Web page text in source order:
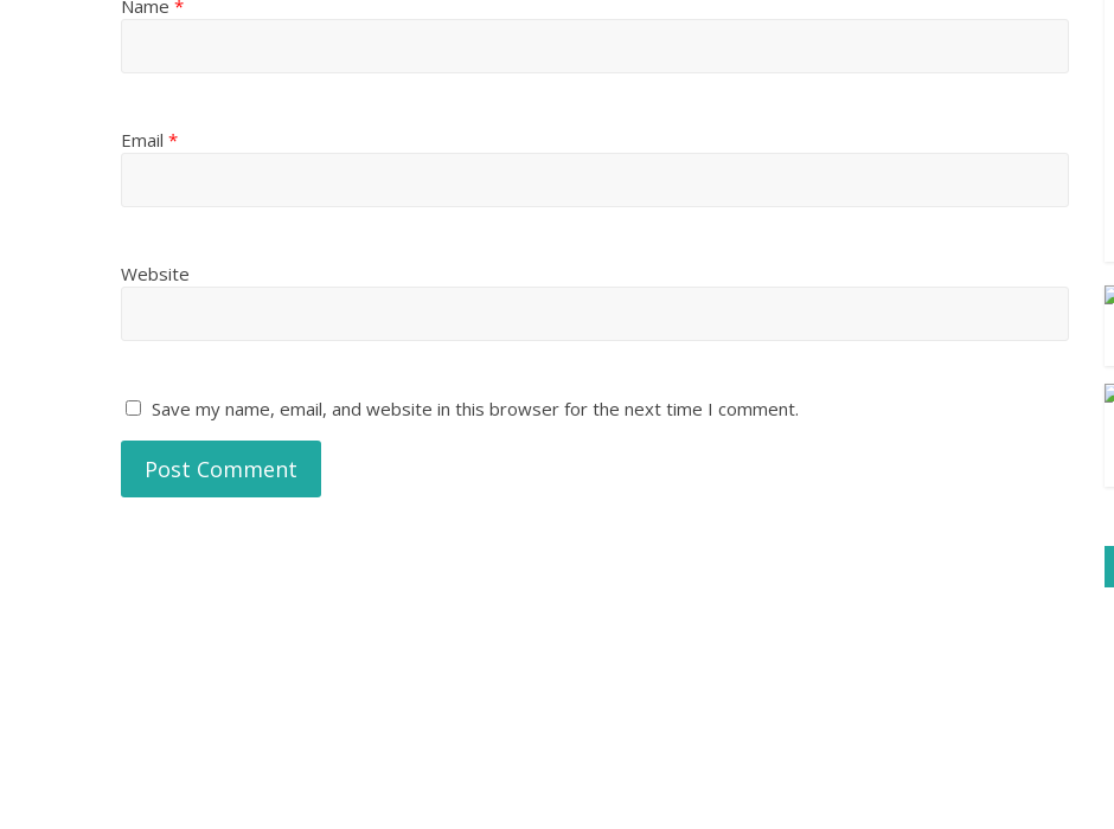
Name *
Email *
Website
Save my name, email, and website in this browser for the next time I comment.